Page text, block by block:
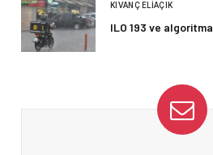
KIVANÇ ELIAÇIK
ILO 193 ve